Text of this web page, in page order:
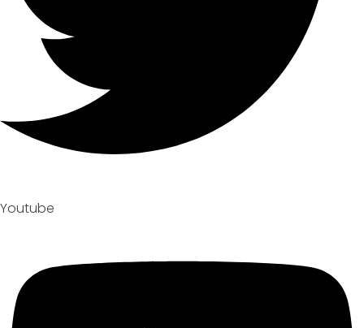
Youtube